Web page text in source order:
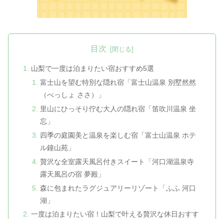
目次
山梨で一度は泊まりたい宿おすすめ5選
富士山を望む特別な隠れ宿「富士山温泉 別墅然然
（べっしょ ささ）」
里山にひっそり佇む大人の隠れ宿「笛吹川温泉 坐
忘」
四季の庭園美と温泉を楽しむ宿「富士山温泉 ホテ
ル鐘山苑」
贅沢な全室露天風呂付きスイート「河口湖温泉寺
露天風呂の宿 夢殿」
森に包まれたラグジュアリーリゾート「ふふ 河口
湖」
一度は泊まりたい宿！山梨で叶える贅沢な休日おすす